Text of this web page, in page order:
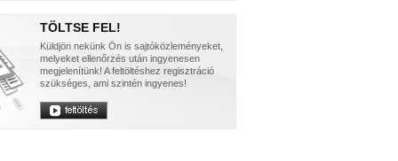
TÖLTSE FEL!
Küldjön nekünk Ön is sajtóközleményeket,
melyeket ellenőrzés után ingyenesen
megjelenítünk! A feltöltéshez regisztráció
szükséges, ami szintén ingyenes!